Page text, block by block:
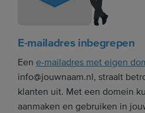
E-mailadres inbegrepen
Een e-mailadres met eigen
info@jouwnaam.nl, straalt
klanten uit. Met een domein
aanmaken en gebruiken in